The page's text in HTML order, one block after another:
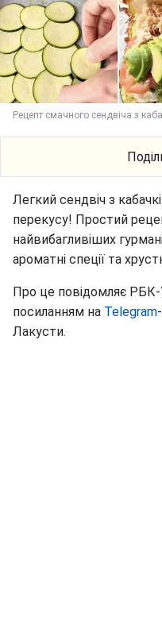
Рецепт смачного сендвіча з
Легкий сендвіч з
перекусу! Простий
найвибагливіших
ароматні спеції та
Про це повідомляє РБК-
посиланням на Telegram
Лакусти.